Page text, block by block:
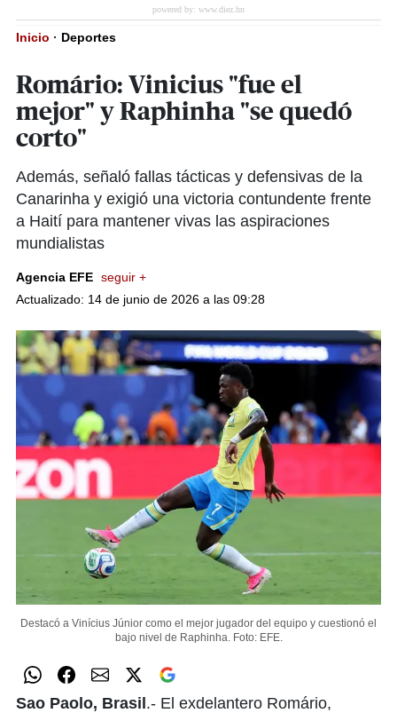
Inicio · Deportes
Romário: Vinicius "fue el
mejor" y Raphinha "se quedó
corto"
Además, señaló fallas tácticas y defensivas de la
Canarinha y exigió una victoria contundente frente
a Haití para mantener vivas las aspiraciones
mundialistas
Agencia EFE seguir +
Actualizado: 14 de junio de 2026 a las 09:28
Destacó a Vinícius Júnior como el mejor jugador del equipo y cuestionó el
bajo nivel de Raphinha. Foto: EFE.
Sao Paolo, Brasil .- El exdelantero Romário,